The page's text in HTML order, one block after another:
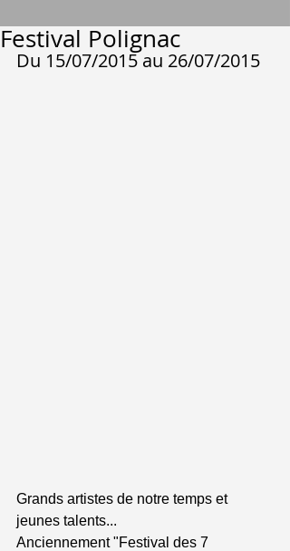
Festival Polignac
Du 15/07/2015 au 26/07/2015
Grands artistes de notre temps et
jeunes talents...
Anciennement "Festival des 7